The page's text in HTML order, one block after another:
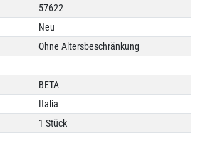
57622
Neu
Ohne Altersbeschränkung
BETA
Italia
1 Stück